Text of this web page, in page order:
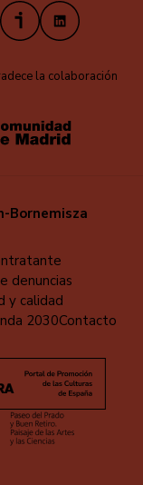
iVooxLinkedIn
la colaboración
Bornemisza
denuncias
y calidad
2030Contacto